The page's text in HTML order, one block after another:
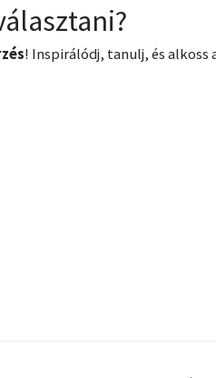
! Inspirálódj, tanulj, és